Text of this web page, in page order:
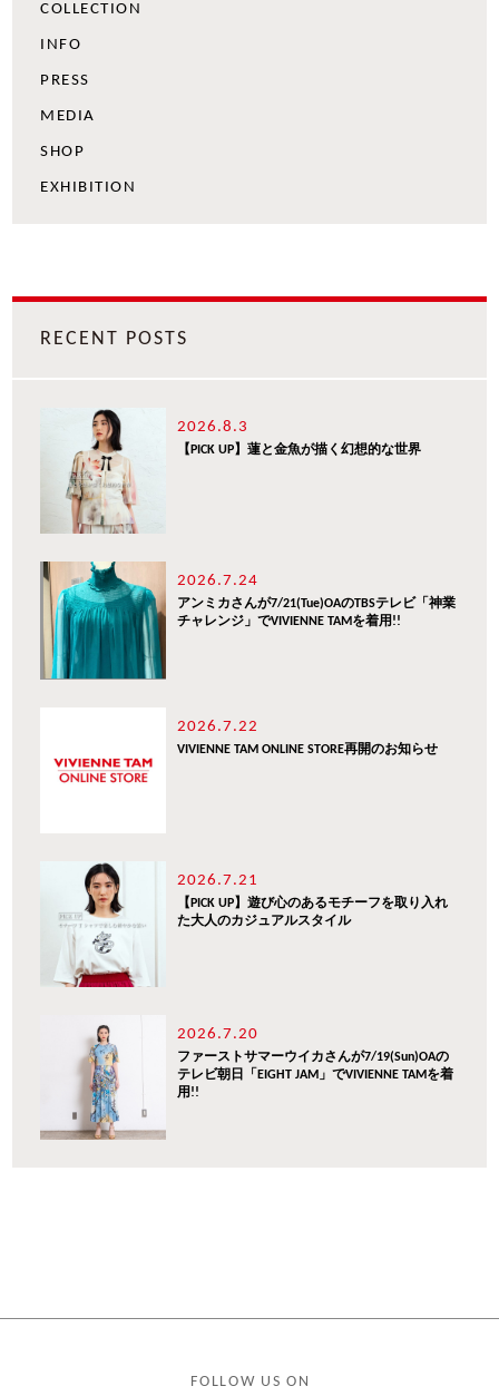
COLLECTION
INFO
PRESS
MEDIA
SHOP
EXHIBITION
RECENT POSTS
2026.8.3
【PICK UP】蓮と金魚が描く幻想的な世界
2026.7.24
アンミカさんが7/21(Tue)OAのTBSテレビ「神業
チャレンジ」でVIVIENNE TAMを着用!!
2026.7.22
VIVIENNE TAM ONLINE STORE再開のお知らせ
2026.7.21
【PICK UP】遊び心のあるモチーフを取り入れ
た大人のカジュアルスタイル
2026.7.20
ファーストサマーウイカさんが7/19(Sun)OAの
テレビ朝日「EIGHT JAM」でVIVIENNE TAMを着
用!!
FOLLOW US ON